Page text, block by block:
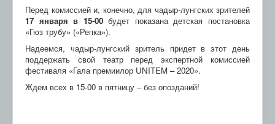
Перед комиссией и, конечно, для чадыр-лунгских зрителей
17 января в 15-00будет показана детская постановка
«Гюз трубу» («Репка»).
Надеемся, чадыр-лунгский зритель придет в этот день
поддержать свой театр перед экспертной комиссией
фестиваля «Гала премиилор UNITEM – 2020».
Ждем всех в 15-00 в пятницу – без опозданий!